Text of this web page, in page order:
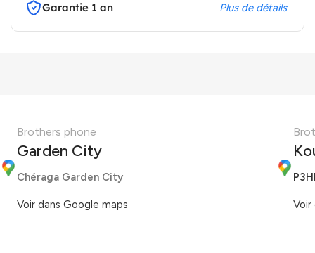
Garantie 1 an Plus de détails
Brothers phone
Garden City
Chéraga Garden City
Voir dans Google maps Voir